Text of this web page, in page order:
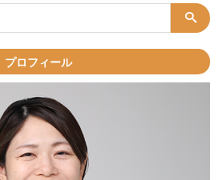
3
」
3
日
プロフィール